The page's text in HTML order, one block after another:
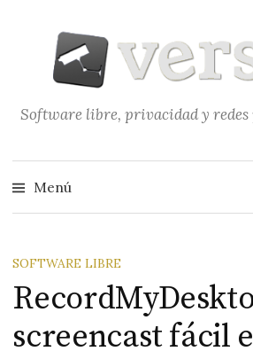
contenido
Software libre, privacidad y redes
Menú
SOFTWARE LIBRE
screencast fácil